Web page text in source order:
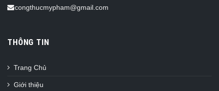
congthucmypham@gmail.com
THÔNG TIN
Trang Chủ
Giới thiệu